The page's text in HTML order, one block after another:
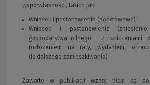
współwłasności, takich jak:
Wniosek i postanowienie (podstawowe)
Wniosek i postanowienie (zniesienie
gospodarstwa rolnego – z rozliczeniami,
rozłożeniem na raty, wydaniem,
do dalszego zamieszkiwania)
Zawarte w publikacji wzory pism są